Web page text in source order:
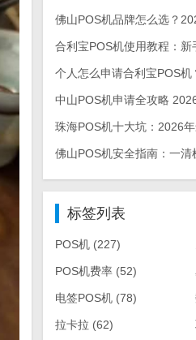
合利宝POS机使用教程：
个人怎么申请合利宝POS机
中山POS机申请全攻略
珠海POS机十大坑：2026
标签列表
POS机(227)
POS机费率(52)
电签POS机(78)
拉卡拉 (62)